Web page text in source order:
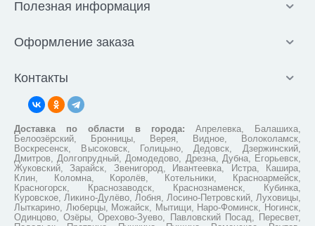
Полезная информация
Оформление заказа
Контакты
Доставка по области в города: Апрелевка, Балашиха,
Белоозёрский, Бронницы, Верея, Видное, Волоколамск,
Воскресенск, Высоковск, Голицыно, Дедовск, Дзержинский,
Дмитров, Долгопрудный, Домодедово, Дрезна, Дубна, Егорьевск,
Жуковский, Зарайск, Звенигород, Ивантеевка, Истра, Кашира,
Клин, Коломна, Королёв, Котельники, Красноармейск,
Красногорск, Краснозаводск, Краснознаменск, Кубинка,
Куровское, Ликино-Дулёво, Лобня, Лосино-Петровский, Луховицы,
Лыткарино, Люберцы, Можайск, Мытищи, Наро-Фоминск, Ногинск,
Одинцово, Озёры, Орехово-Зуево, Павловский Посад, Пересвет,